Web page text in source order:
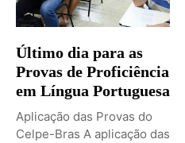
Último dia para as
Provas de Proficiência
em Língua Portuguesa
Aplicação das Provas do
Celpe-Bras A aplicação das